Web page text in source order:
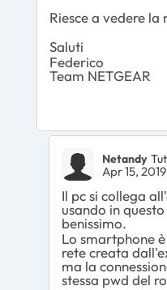
Riesce a vedere la
Saluti
Federico
Team NETGEAR
Netandy
Apr 15, 2019
Il pc si collega
usando in
benissimo.
Lo smartphone
rete creata
ma la
stessa pwd del